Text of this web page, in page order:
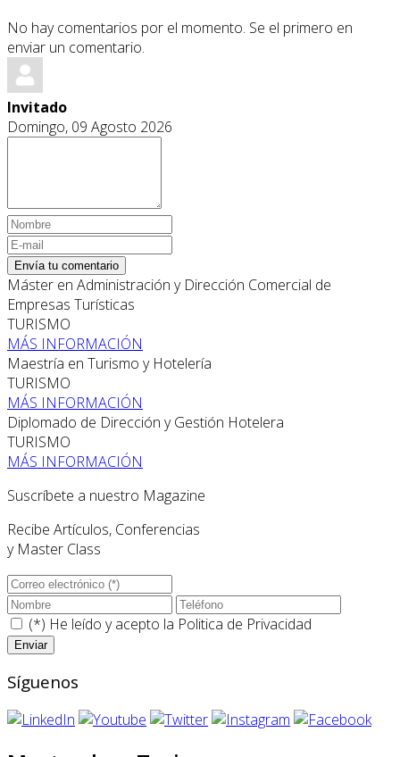
No hay comentarios por el momento. Se el primero en
enviar un comentario.
Invitado
Domingo, 09 Agosto 2026
Envía tu comentario
Máster en Administración y Dirección Comercial de
Empresas Turísticas
TURISMO
MÁS INFORMACIÓN
Maestría en Turismo y Hotelería
TURISMO
MÁS INFORMACIÓN
Diplomado de Dirección y Gestión Hotelera
TURISMO
MÁS INFORMACIÓN
Suscríbete a nuestro Magazine
Recibe Artículos, Conferencias
y Master Class
(*) He leído y acepto la Politica de Privacidad
Síguenos